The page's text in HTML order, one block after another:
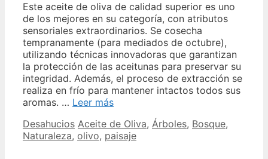
Este aceite de oliva de calidad superior es uno
de los mejores en su categoría, con atributos
sensoriales extraordinarios. Se cosecha
tempranamente (para mediados de octubre),
utilizando técnicas innovadoras que garantizan
la protección de las aceitunas para preservar su
integridad. Además, el proceso de extracción se
realiza en frío para mantener intactos todos sus
aromas. … Leer másDescubre
deliciosa
cosecha
Categories
Desahucios Tags
Aceite de Oliva, Árboles, Bosque,
Naturaleza, olivo, paisaje